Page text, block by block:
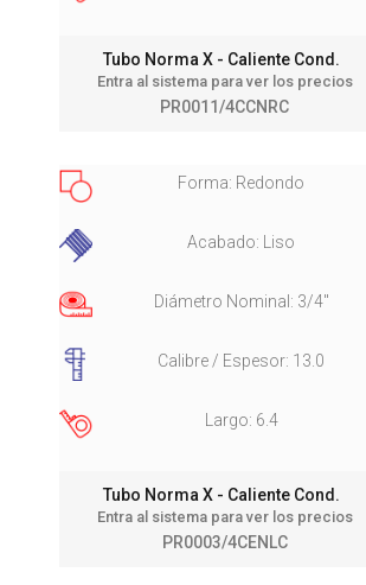
Tubo Norma X - Caliente Cond.
Entra al sistema para ver los precios
PR0011/4CCNRC
Forma: Redondo
Acabado: Liso
Diámetro Nominal: 3/4"
Calibre / Espesor: 13.0
Largo: 6.4
Tubo Norma X - Caliente Cond.
Entra al sistema para ver los precios
PR0003/4CENLC